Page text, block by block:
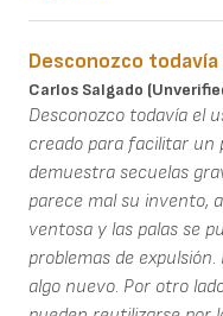
Desconozco todavía
Carlos Salgado
Desconozco todavía el
creado para facilitar un
demuestra secuelas
parece mal su invento,
ventosa y las palas se
problemas de
algo nuevo. Por otro